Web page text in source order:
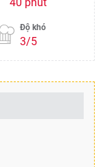
Độ khó
3/5